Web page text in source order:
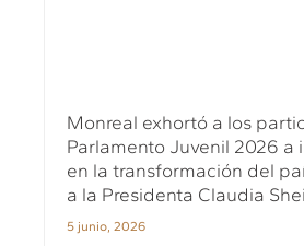
Monreal exhortó a los
Parlamento Juvenil 2026 a
en la transformación del
a la Presidenta Claudia
5 junio, 2026